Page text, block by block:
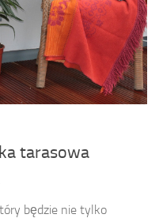
tarasowa
będzie nie tylko